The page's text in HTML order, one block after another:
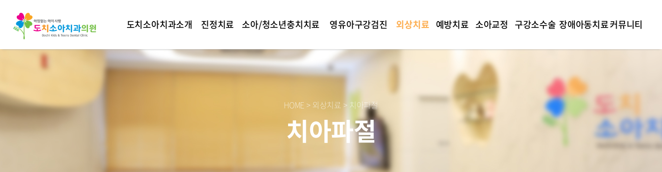
도치소아치과소개 진정치료 소아/청소년충치치료 영유아구강검진 외상치료 예방치료 소아교정 구강소수술 장애아동치료커뮤니티
HOME > 외상치료 > 치아파절
치아파절